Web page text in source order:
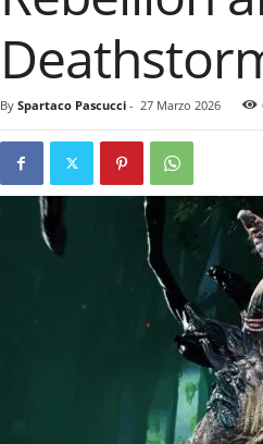
By Spartaco Pascucci- 27 Marzo 2026